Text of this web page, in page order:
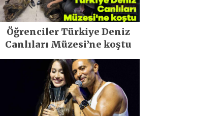
Öğrenciler Türkiye Deniz
Canlıları Müzesi’ne koştu